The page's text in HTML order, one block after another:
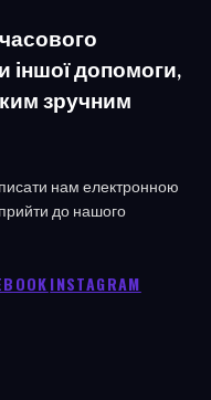
іншої допомоги,
зручним
нам електронною
до нашого
INSTAGRAM